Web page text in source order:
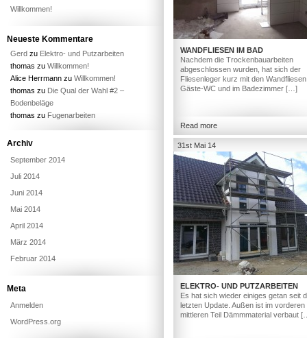
WANDFLIESEN IM BAD
Nachdem die Trockenbauarbeiten
abgeschlossen wurden, hat sich der
Fliesenleger kurz mit den
Gäste-WC und im Badezimmer […]
Read more
31st Mai 14
ELEKTRO- UND PUTZARBEITEN
Es hat sich wieder einiges getan seit
letzten Update. Außen ist im vorderen
mittleren Teil Dämmmaterial verbaut
Willkommen!
Neueste Kommentare
Gerd zu Elektro- und Putzarbeiten
thomas zu Willkommen!
Alice Herrmann zu Willkommen!
thomas zu Die Qual der Wahl #2 –
Bodenbeläge
thomas zu Fugenarbeiten
Archiv
September 2014
Juli 2014
Juni 2014
Mai 2014
April 2014
März 2014
Februar 2014
Meta
Anmelden
WordPress.org